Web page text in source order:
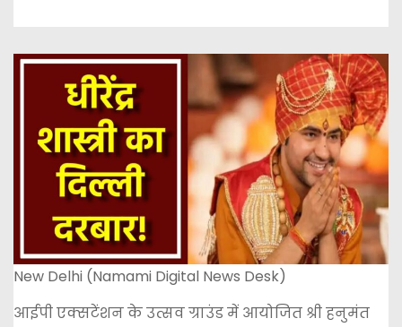
New Delhi (Namami Digital News Desk)
आईपी एक्सटेंशन के उत्सव ग्राउंड में आयोजित श्री हनुमंत